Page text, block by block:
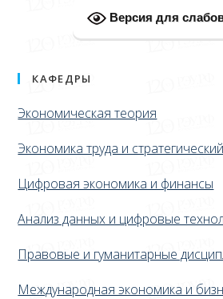
Версия для
КАФЕДРЫ
Экономическая теория
Экономика труда и
Цифровая экономика и финансы
Анализ данных и цифровые
Правовые и гуманитарные
Международная экономика и